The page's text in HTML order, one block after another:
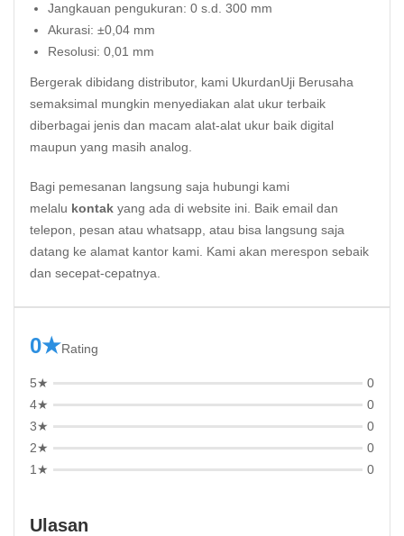
Jangkauan pengukuran: 0 s.d. 300 mm
Akurasi: ±0,04 mm
Resolusi: 0,01 mm
Bergerak dibidang distributor, kami UkurdanUji Berusaha
semaksimal mungkin menyediakan alat ukur terbaik
diberbagai jenis dan macam alat-alat ukur baik digital
maupun yang masih analog.
Bagi pemesanan langsung saja hubungi kami
melalu kontak yang ada di website ini. Baik email dan
telepon, pesan atau whatsapp, atau bisa langsung saja
datang ke alamat kantor kami. Kami akan merespon sebaik
dan secepat-cepatnya.
0★Rating
5★
0
4★
0
3★
0
2★
0
1★
0
Ulasan